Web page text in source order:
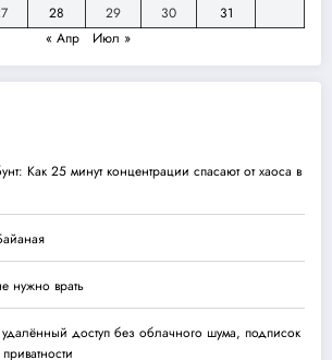
28 29 30
31
« Апр
Июл »
Как 25 минут концентрации спасают от хаоса в
нужно врать
доступ без облачного шума, подписок